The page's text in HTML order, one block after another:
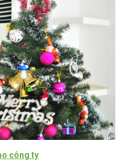
công ty